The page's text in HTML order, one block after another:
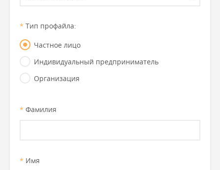
* Тип профайла:
Частное лицо
Индивидуальный предприниматель
Организация
* Фамилия
* Имя